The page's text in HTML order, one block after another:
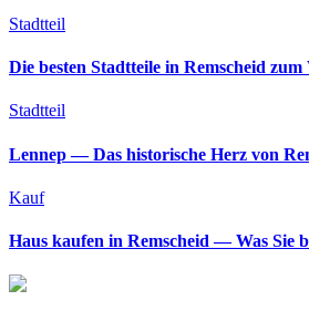
Stadtteil
Die besten Stadtteile in Remscheid zum
Stadtteil
Lennep — Das historische Herz von
Kauf
Haus kaufen in Remscheid — Was Sie